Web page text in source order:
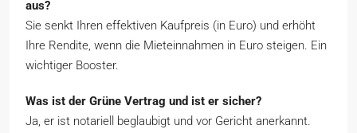
aus?
Sie senkt Ihren effektiven Kaufpreis (in Euro) und erhöht
Ihre Rendite, wenn die Mieteinnahmen in Euro steigen. Ein
wichtiger Booster.
Was ist der Grüne Vertrag und ist er sicher?
Ja, er ist notariell beglaubigt und vor Gericht anerkannt.